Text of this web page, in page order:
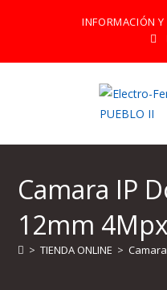
INFORMACIÓN Y
Camara IP
12mm
> TIENDA ONLINE >